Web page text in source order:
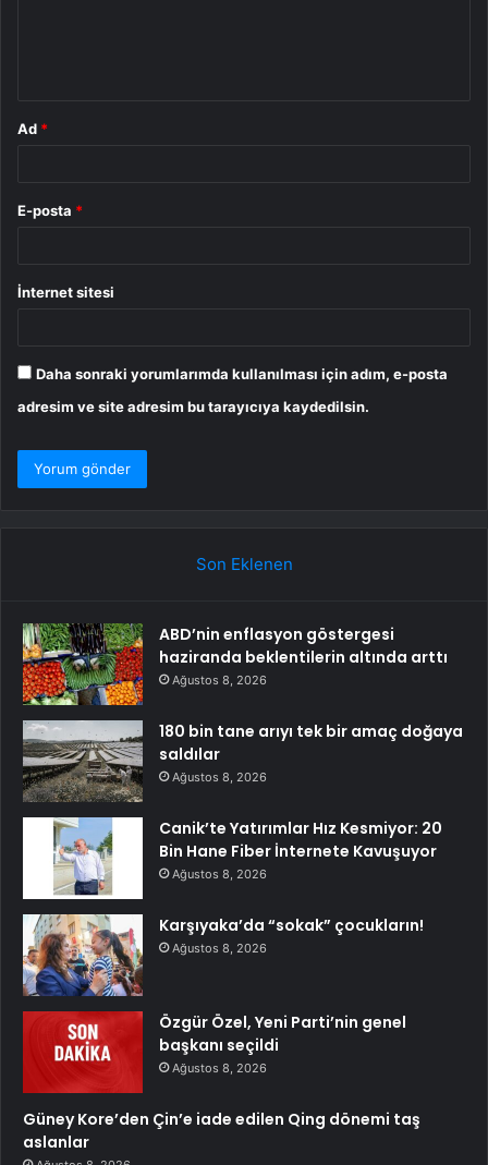
Ad *
E-posta *
İnternet sitesi
Daha sonraki yorumlarımda kullanılması için adım, e-posta
adresim ve site adresim bu tarayıcıya kaydedilsin.
Son Eklenen
ABD’nin enflasyon göstergesi
haziranda beklentilerin altında arttı
Ağustos 8, 2026
180 bin tane arıyı tek bir amaç doğaya
saldılar
Ağustos 8, 2026
Canik’te Yatırımlar Hız Kesmiyor: 20
Bin Hane Fiber İnternete Kavuşuyor
Ağustos 8, 2026
Karşıyaka’da “sokak” çocukların!
Ağustos 8, 2026
Özgür Özel, Yeni Parti’nin genel
başkanı seçildi
Ağustos 8, 2026
Güney Kore’den Çin’e iade edilen Qing dönemi taş
aslanlar